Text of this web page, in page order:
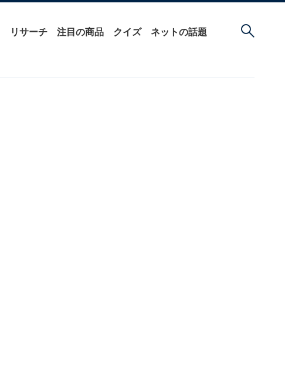
リサーチ 注目の商品 クイズ ネットの話題